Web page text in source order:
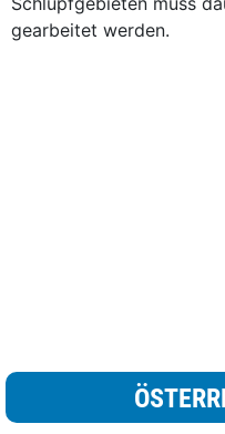
gearbeitet werden.